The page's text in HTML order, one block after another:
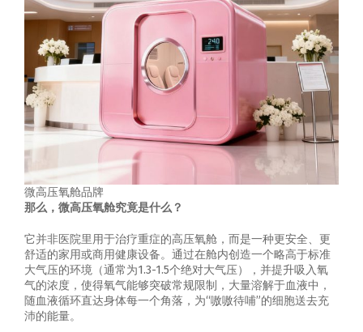
微高压氧舱品牌
那么，微高压氧舱究竟是什么？
它并非医院里用于治疗重症的高压氧舱，而是一种更安全、更
舒适的家用或商用健康设备。通过在舱内创造一个略高于标准
大气压的环境（通常为1.3-1.5个绝对大气压），并提升吸入氧
气的浓度，使得氧气能够突破常规限制，大量溶解于血液中，
随血液循环直达身体每一个角落，为“嗷嗷待哺”的细胞送去充
沛的能量。